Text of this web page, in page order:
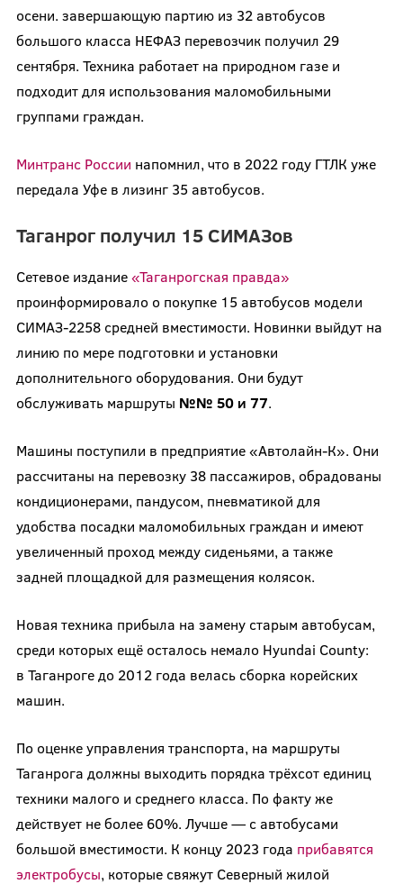
осени. завершающую партию из 32 автобусов
большого класса НЕФАЗ перевозчик получил 29
сентября. Техника работает на природном газе и
подходит для использования маломобильными
группами граждан.
Минтранс России напомнил, что в 2022 году ГТЛК уже
передала Уфе в лизинг 35 автобусов.
Таганрог получил 15 СИМАЗов
Сетевое издание«Таганрогская правда»
проинформировало о покупке 15 автобусов модели
СИМАЗ-2258 средней вместимости. Новинки выйдут на
линию по мере подготовки и установки
дополнительного оборудования. Они будут
обслуживать маршруты №№ 50 и 77.
Машины поступили в предприятие «Автолайн-К». Они
рассчитаны на перевозку 38 пассажиров, обрадованы
кондиционерами, пандусом, пневматикой для
удобства посадки маломобильных граждан и имеют
увеличенный проход между сиденьями, а также
задней площадкой для размещения колясок.
Новая техника прибыла на замену старым автобусам,
среди которых ещё осталось немало Hyundai County:
в Таганроге до 2012 года велась сборка корейских
машин.
По оценке управления транспорта, на маршруты
Таганрога должны выходить порядка трёхсот единиц
техники малого и среднего класса. По факту же
действует не более 60%. Лучше — с автобусами
большой вместимости. К концу 2023 года прибавятся
электробусы, которые свяжут Северный жилой